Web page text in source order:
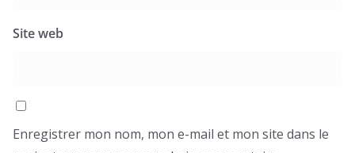
Site web
Enregistrer mon nom, mon e-mail et mon site dans le